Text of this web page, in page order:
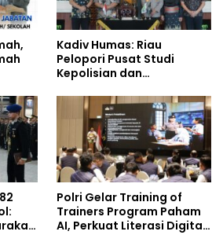
Kadiv Humas: Riau
Pelopori Pusat Studi
Kepolisian dan
Policing Masuki Babak
Polri Gelar Training of
Trainers Program Paham
AI, Perkuat Literasi Digital